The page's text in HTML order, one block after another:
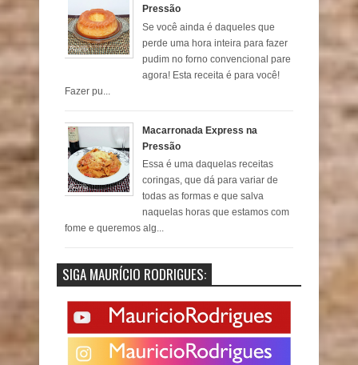
Pressão
Se você ainda é daqueles que
perde uma hora inteira para fazer
pudim no forno convencional pare
agora! Esta receita é para você!
Fazer pu...
Macarronada Express na
Pressão
Essa é uma daquelas receitas
coringas, que dá para variar de
todas as formas e que salva
naquelas horas que estamos com
fome e queremos alg...
SIGA MAURÍCIO RODRIGUES: